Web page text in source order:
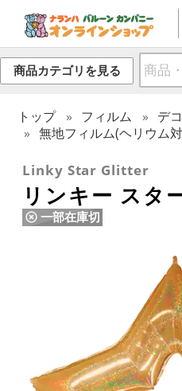
商品カテゴリを見る
トップ フィルム
デ
無地フィルム(ヘリウム
Linky Star Glitter
リンキー スタ
一部在庫切